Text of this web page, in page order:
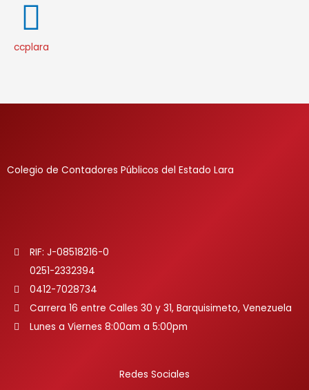
ccplara
Colegio de Contadores Públicos del Estado Lara
RIF: J-08518216-0
0251-2332394
0412-7028734
Carrera 16 entre Calles 30 y 31, Barquisimeto, Venezuela
Lunes a Viernes 8:00am a 5:00pm
Redes Sociales